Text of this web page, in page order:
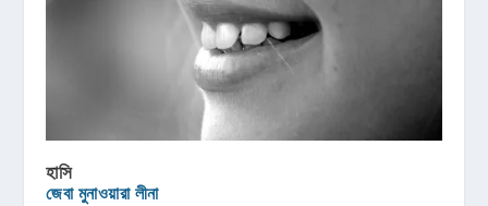
হাসি
জেবা মুনাওয়ারা লীনা